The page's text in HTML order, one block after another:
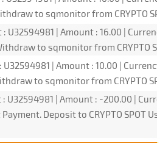
to sqmonitor from CRYPTO
| Amount : 16.00 |
to sqmonitor from CRYPTO
| Amount : 10.00 |
to sqmonitor from CRYPTO
| Amount : -200.00 |
Deposit to CRYPTO SPOT